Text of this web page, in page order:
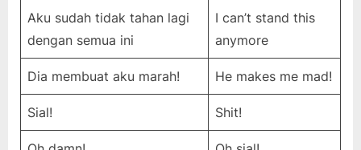
Aku sudah tidak tahan lagi
dengan semua ini
I can’t stand this
anymore
Dia membuat aku marah! He makes me mad!
Sial! Shit!